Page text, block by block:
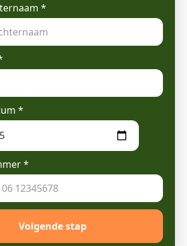
*
*
*
Volgende stap